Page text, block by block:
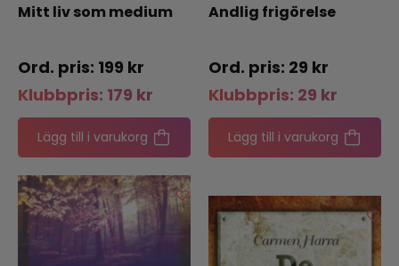
Mitt liv som medium
199 kr
Klubbpris: 179 kr
Lägg till i varukorg
Andlig frigörelse
29 kr
Klubbpris: 29 kr
Lägg till i varukorg